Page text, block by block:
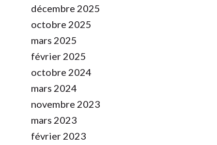
décembre 2025
octobre 2025
mars 2025
février 2025
octobre 2024
mars 2024
novembre 2023
mars 2023
février 2023